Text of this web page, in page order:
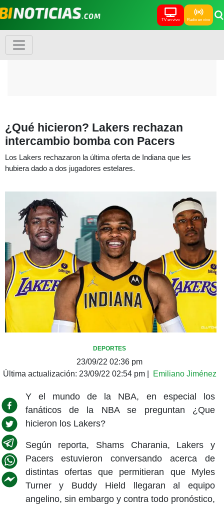
TV en vivo Radio en vivo
¿Qué hicieron? Lakers rechazan
intercambio bomba con Pacers
Los Lakers rechazaron la última oferta de Indiana que les
hubiera dado a dos jugadores estelares.
DEPORTES
23/09/22 02:36 pm
Última actualización: 23/09/22 02:54 pm| Emiliano Jiménez
Y el mundo de la NBA, en especial los
fanáticos de la NBA se preguntan ¿Que
hicieron los Lakers?
Según reporta, Shams Charania, Lakers y
Pacers estuvieron conversando acerca de
distintas ofertas que permitieran que Myles
Turner y Buddy Hield llegaran al equipo
angelino, sin embargo y contra todo pronóstico,